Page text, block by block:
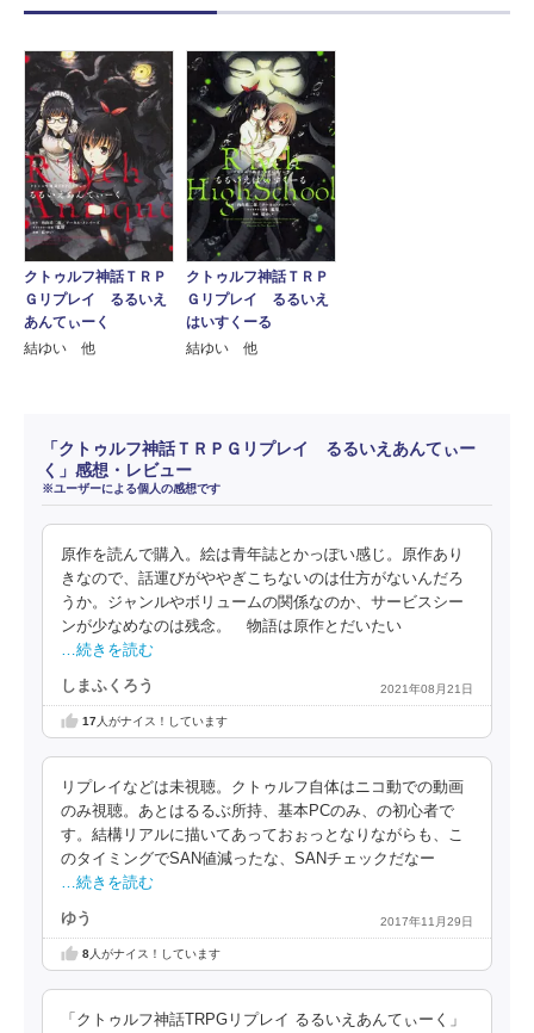
クトゥルフ神話ＴＲＰ
Ｇリプレイ るるいえ
あんてぃーく
結ゆい 他
クトゥルフ神話ＴＲＰ
Ｇリプレイ るるいえ
はいすくーる
結ゆい 他
「クトゥルフ神話ＴＲＰＧリプレイ るるいえあんてぃー
く」感想・レビュー
※ユーザーによる個人の感想です
原作を読んで購入。絵は青年誌とかっぽい感じ。原作あり
きなので、話運びがややぎこちないのは仕方がないんだろ
うか。ジャンルやボリュームの関係なのか、サービスシー
ンが少なめなのは残念。 物語は原作とだいたい
…続きを読む
しまふくろう 2021年08月21日
17人がナイス！しています
リプレイなどは未視聴。クトゥルフ自体はニコ動での動画
のみ視聴。あとはるるぶ所持、基本PCのみ、の初心者で
す。結構リアルに描いてあっておぉっとなりながらも、こ
のタイミングでSAN値減ったな、SANチェックだなー
…続きを読む
ゆう 2017年11月29日
8人がナイス！しています
「クトゥルフ神話TRPGリプレイ るるいえあんてぃーく」